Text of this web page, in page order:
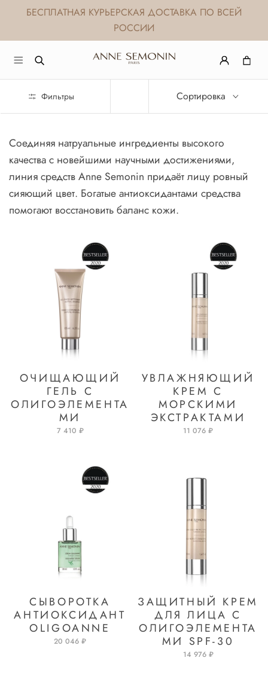
БЕСПЛАТНАЯ КУРЬЕРСКАЯ ДОСТАВКА ПО ВСЕЙ
РОССИИ
Фильтры Сортировка
Соединяя натруальные ингредиенты высокого
качества с новейшими научными достижениями,
линия средств Anne Semonin придаёт лицу ровный
сияющий цвет. Богатые антиоксидантами средства
помогают восстановить баланс кожи.
ОЧИЩАЮЩИЙ
ГЕЛЬ С
ОЛИГОЭЛЕМЕНТА
МИ
7 410 ₽
УВЛАЖНЯЮЩИЙ
КРЕМ С
МОРСКИМИ
ЭКСТРАКТАМИ
11 076 ₽
СЫВОРОТКА
АНТИОКСИДАНТ
OLIGOANNE
20 046 ₽
ЗАЩИТНЫЙ КРЕМ
ДЛЯ ЛИЦА С
ОЛИГОЭЛЕМЕНТА
МИ SPF-30
14 976 ₽